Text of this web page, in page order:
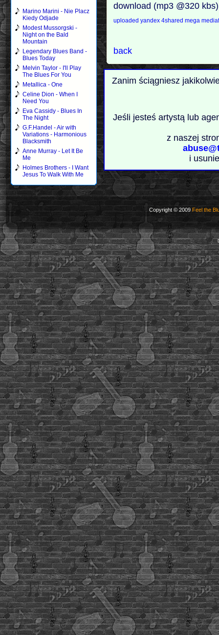
Marino Marini - Nie Placz
Kiedy Odjade
Modest Mussorgski -
Night on the Bald
Mountain
Legendary Blues Band -
Blues Today
Melvin Taylor - I'll Play
The Blues For You
Metallica - One
Celine Dion - When I
Need You
Eva Cassidy - Blues In
The Night
G.F.Handel - Air with
Variations - Harmonious
Blacksmith
Anne Murray - Let It Be
Me
Holmes Brothers - I Want
Jesus To Walk With Me
download (mp3 @320
uploadedyandex4sharedmega
back
Zanim ściągniesz
Jeśli jesteś artystą lub
z naszej
i
Copyright © 2009Feel the